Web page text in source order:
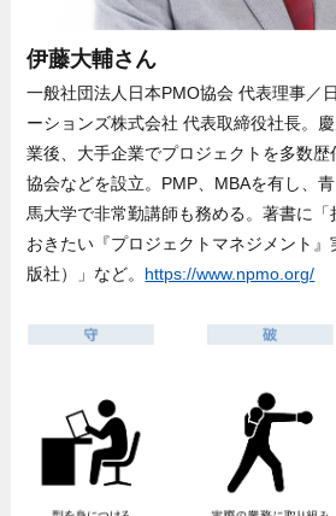
伊藤大輔さん
一般社団法人日本PMO協会 代表理事／
ーションズ株式会社 代表取締役社長。
業後、大手企業でプロジェクトを多数
協会などを設立。PMP、MBAを有し、
馬大学で非常勤講師も務める。著書に
おきたい『プロジェクトマネジメント』
版社）」など。 https://www.npmo.org/